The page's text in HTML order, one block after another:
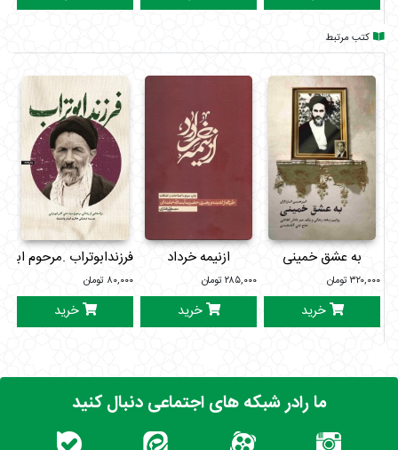
کتب مرتبط
به عشق خمینی
۳۲۰,۰۰۰ تومان
خرید
ازنیمه خرداد
۲۸۵,۰۰۰ تومان
خرید
فرزندابوتراب .مرحوم
۸۰,۰۰۰ تومان
خرید
ما رادر شبکه های اجتماعی دنبال کنید